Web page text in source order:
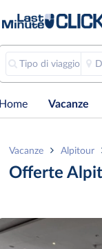
Tipo di viaggio
Home Vacanze
Vacanze Alpitour
Offerte